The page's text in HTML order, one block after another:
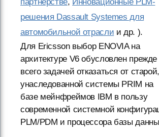
решения Dassault Systemes для
автомобильной отрасли и др. ).
Для Ericsson выбор ENOVIA на
архитектуре V6 обусловлен прежде
всего задачей отказаться от старой,
унаследованной системы PRIM на
базе мейнфреймов IBM в пользу
современной системной
PLM/PDM и процессора базы